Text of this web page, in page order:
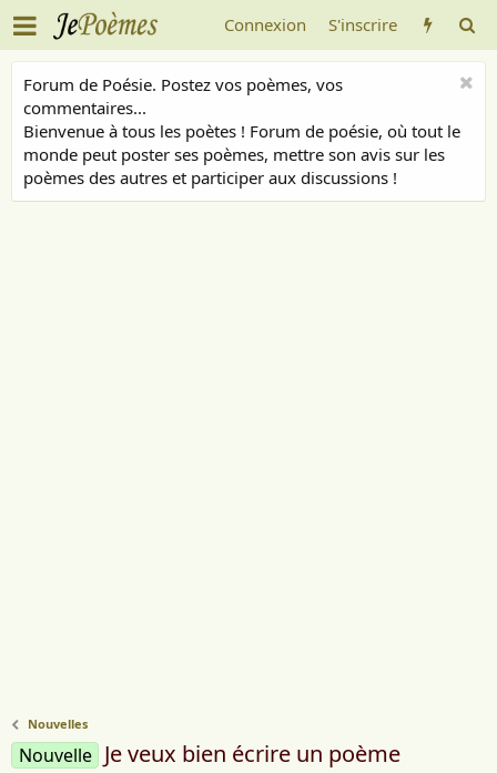
Connexion S'inscrire
Forum de Poésie. Postez vos poèmes, vos
commentaires...
Bienvenue à tous les poètes ! Forum de poésie, où tout le
monde peut poster ses poèmes, mettre son avis sur les
poèmes des autres et participer aux discussions !
Nouvelles
Nouvelle Je veux bien écrire un poème